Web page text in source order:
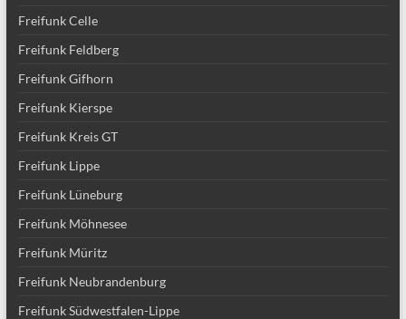
Freifunk Celle
Freifunk Feldberg
Freifunk Gifhorn
Freifunk Kierspe
Freifunk Kreis GT
Freifunk Lippe
Freifunk Lüneburg
Freifunk Möhnesee
Freifunk Müritz
Freifunk Neubrandenburg
Freifunk Südwestfalen-Lippe